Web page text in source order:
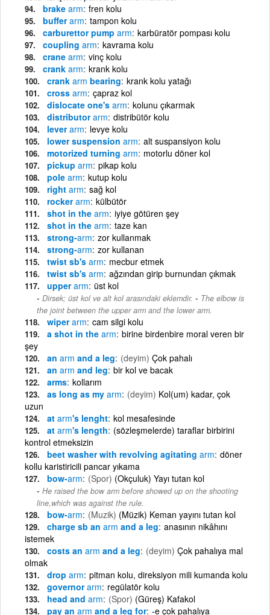
brake arm fren kolu
bufferarm tampon kolu
carburettor pump arm karbüratör pompası kolu
coupling arm kavrama kolu
crane arm vinç kolu
crank arm krank kolu
crank arm bearing krank kolu yatağı
cross arm çapraz kol
dislocate one's arm kolunu çıkarmak
distributorarm distribütör kolu
leverarm levye kolu
lower suspension arm alt suspansiyon kolu
motorized turning arm motorlu döner kol
pickup arm pikap kolu
pole arm kutup kolu
right arm sağ kol
rockerarm külbütör
shot in the arm iyiye götüren şey
shot in the arm taze kan
strong-arm zor kullanmak
strong-arm zor kullanan
twist sb's arm mecbur etmek
twist sb's arm ağzından girip burnundan çıkmak
upperarm üst kol
Dirsek; üst kol ve alt kol arasındaki eklemdir. - The elbow is
the joint between the upper arm and the lower arm.
wiperarm cam silgi kolu
a shot in the arm birine birdenbire moral veren bir
şey
an arm and a leg (deyim) Çok pahalı
an arm and leg bir kol ve bacak
arms kollarım
as long as my arm (deyim) Kol(um) kadar, çok
uzun
at arm's lenght kol mesafesinde
at arm's length (sözleşmelerde) taraflar birbirini
kontrol etmeksizin
beet washer with revolving agitating arm döner
kollu karistiricili pancar yıkama
bow-arm (Spor) (Okçuluk) Yayı tutan kol
He raised the bow arm before showed up on the shooting
line,which was against the rule.
bow-arm (Muzik) (Müzik) Keman yayını tutan kol
charge sb an arm and a leg anasının nikâhını
istemek
costs an arm and a leg (deyim) Çok pahalıya mal
olmak
drop arm pitman kolu, direksiyon mili kumanda kolu
governorarm regülatör kolu
head and arm (Spor) (Güreş) Kafakol
pay an arm and a leg for -e çok pahalıya